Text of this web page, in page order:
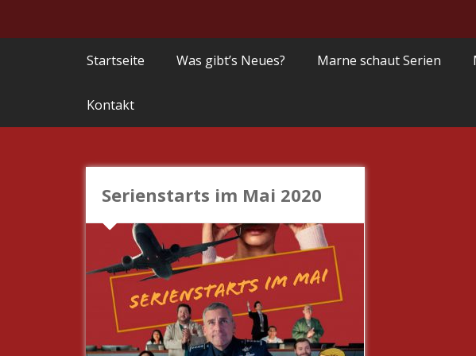
Startseite Was gibt’s Neues? Marne schaut Serien
Kontakt
Serienstarts im Mai 2020